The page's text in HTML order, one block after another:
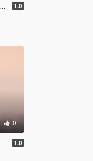
1.0
0
1.0